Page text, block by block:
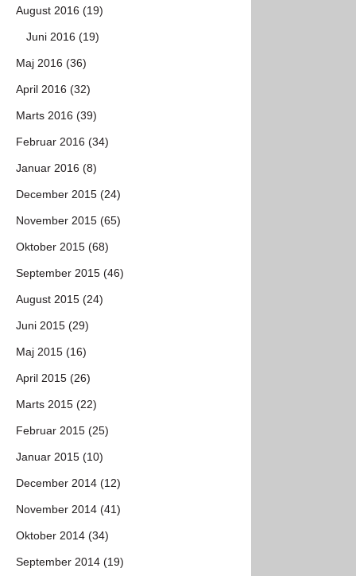
August 2016 (19)
Juni 2016 (19)
Maj 2016 (36)
April 2016 (32)
Marts 2016 (39)
Februar 2016 (34)
Januar 2016 (8)
December 2015 (24)
November 2015 (65)
Oktober 2015 (68)
September 2015 (46)
August 2015 (24)
Juni 2015 (29)
Maj 2015 (16)
April 2015 (26)
Marts 2015 (22)
Februar 2015 (25)
Januar 2015 (10)
December 2014 (12)
November 2014 (41)
Oktober 2014 (34)
September 2014 (19)